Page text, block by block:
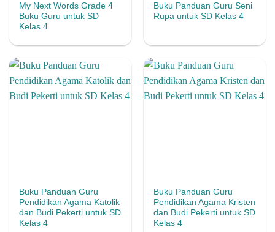
My Next Words Grade 4
Buku Guru untuk SD
Kelas 4
Buku Panduan Guru Seni
Rupa untuk SD Kelas 4
Buku Panduan Guru
Pendidikan Agama Katolik
dan Budi Pekerti untuk SD
Kelas 4
Buku Panduan Guru
Pendidikan Agama Kristen
dan Budi Pekerti untuk SD
Kelas 4